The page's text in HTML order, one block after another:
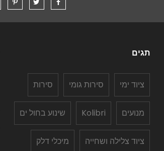
תגים
ציוד ימי סירות גומי סירות
מנועים Kolibri שינוע בחול ים
ציוד צלילה ושחייה מיכלי דלק